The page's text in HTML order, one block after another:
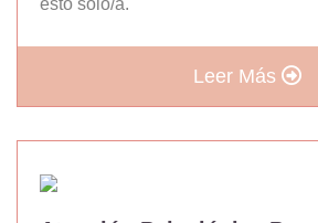
Leer Más